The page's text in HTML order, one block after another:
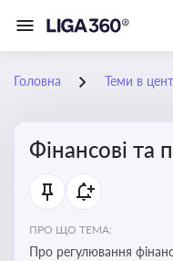
Головна Теми в
Фінансові та
ПРО ЩО ТЕМА:
Про регулювання